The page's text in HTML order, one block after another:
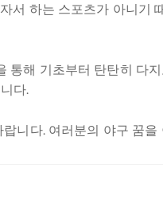
하는 스포츠가 아니기
해 기초부터 탄탄히 다
다.
니다. 여러분의 야구 꿈